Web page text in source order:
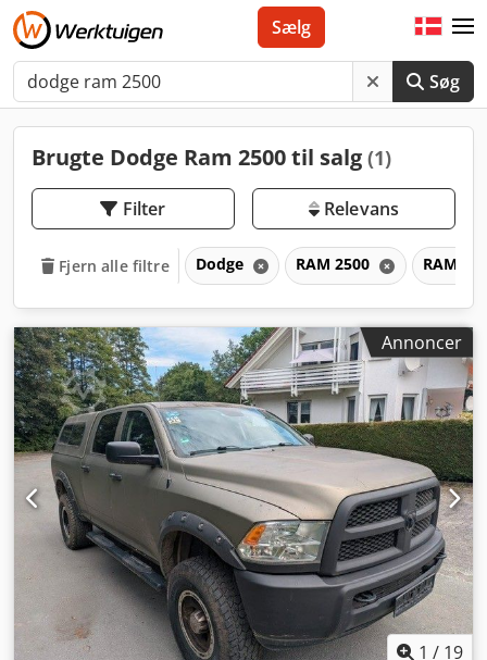
Søg
Sælg
Brugte Dodge Ram 2500 til salg (1)
Filter Relevans
Fjern alle filtre Dodge RAM 2500 RAM
Annoncer
1 / 19